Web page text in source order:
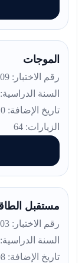
الموجات
رقم الاختبار: 109
السنة الدراسية: 2025/2026
تاريخ الإضافة: 10-05-2026
الزيارات: 64
مستقبل
رقم الاختبار: 103
السنة الدراسية: 2025/2026
تاريخ الإضافة: 08-05-2026